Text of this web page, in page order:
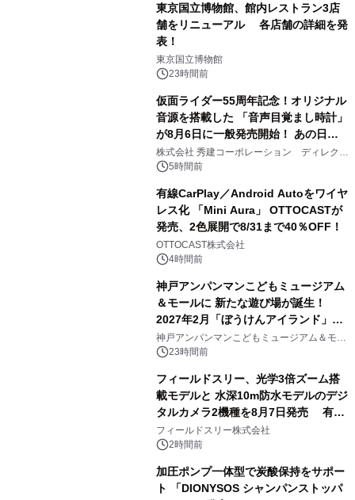
東京国立博物館、館内レストラン3店
舗をリニューアル 各店舗の詳細を発
表！
東京国立博物館
23時間前
仮面ライダー55周年記念！オリジナル
音源を搭載した 「音声目覚まし時計」
が8月6日に一般発売開始！ あの日の
大興奮が今甦る
株式会社 秀建コーポレーション ディレクト
アートギャラリー
5時間前
有線CarPlay／Android Autoをワイヤ
レス化 「Mini Aura」 OTTOCASTが
発売、2色展開で8/31まで40％OFF！
OTTOCAST株式会社
4時間前
神戸アンパンマンこどもミュージアム
＆モールに 新たな遊び場が誕生！
2027年2月「ぼうけんアイランド」が
オープン
神戸アンパンマンこどもミュージアム＆モー
ル 23時間前
フィールドスリー、光学3倍ズーム搭
載モデルと 水深10m防水モデルのデジ
タルカメラ2機種を8月7日発売 有効
約1300万画素、用途別に選べるコンデ
ジ新登場
フィールドスリー株式会社
2時間前
加圧ポンプ一体型で炭酸保持をサポー
ト 「DIONYSOS シャンパンストッパ